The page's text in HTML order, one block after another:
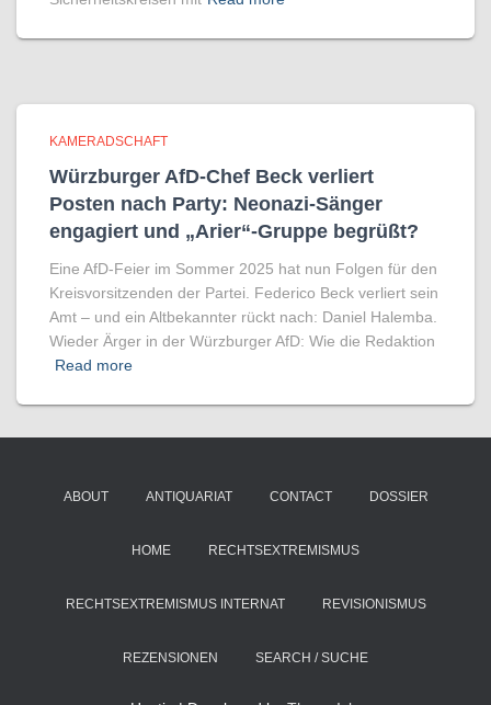
KAMERADSCHAFT
Würzburger AfD-Chef Beck verliert
Posten nach Party: Neonazi-Sänger
engagiert und „Arier“-Gruppe begrüßt?
Eine AfD-Feier im Sommer 2025 hat nun Folgen für den
Kreisvorsitzenden der Partei. Federico Beck verliert sein
Amt – und ein Altbekannter rückt nach: Daniel Halemba.
Wieder Ärger in der Würzburger AfD: Wie die Redaktion
Read more
ABOUT ANTIQUARIAT CONTACT DOSSIER
HOME RECHTSEXTREMISMUS
RECHTSEXTREMISMUS INTERNAT REVISIONISMUS
REZENSIONEN SEARCH / SUCHE